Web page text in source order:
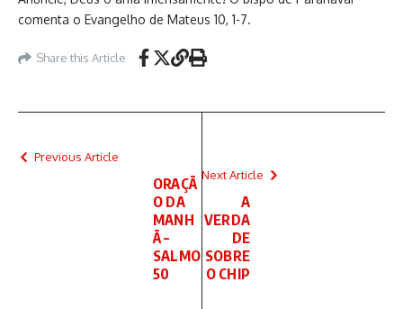
comenta o Evangelho de Mateus 10, 1-7.
Share this Article
Previous Article
ORAÇÃ
O DA
MANH
Ã –
SALMO
50
Next Article
A
VERDA
DE
SOBRE
O CHIP